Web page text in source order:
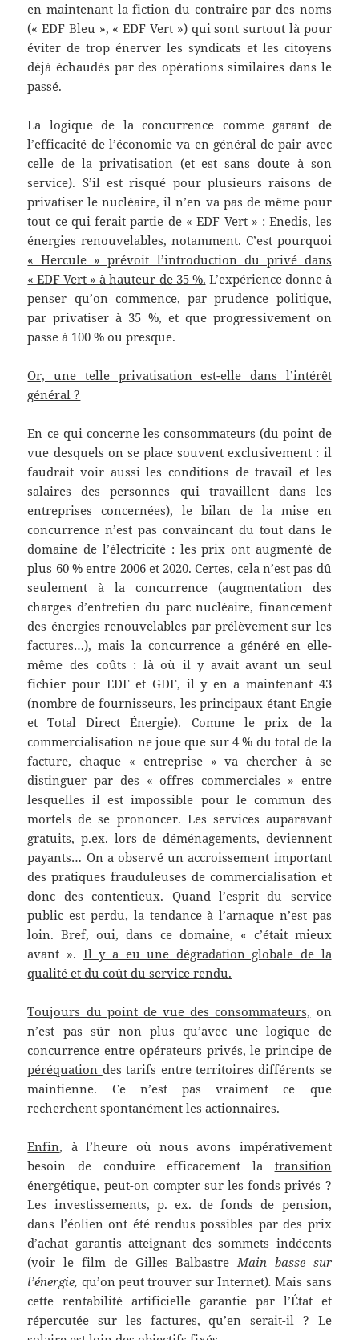
en maintenant la fiction du contraire par des noms
(« EDF Bleu », « EDF Vert ») qui sont surtout là pour
éviter de trop énerver les syndicats et les citoyens
déjà échaudés par des opérations similaires dans le
passé.
La logique de la concurrence comme garant de
l’efficacité de l’économie va en général de pair avec
celle de la privatisation (et est sans doute à son
service). S’il est risqué pour plusieurs raisons de
privatiser le nucléaire, il n’en va pas de même pour
tout ce qui ferait partie de « EDF Vert » : Enedis, les
énergies renouvelables, notamment. C’est pourquoi
« Hercule » prévoit l’introduction du privé dans
« EDF Vert » à hauteur de 35 %. L’expérience donne à
penser qu’on commence, par prudence politique,
par privatiser à 35 %, et que progressivement on
passe à 100 % ou presque.
Or, une telle privatisation est-elle dans l’intérêt
général ?
En ce qui concerne les consommateurs (du point de
vue desquels on se place souvent exclusivement : il
faudrait voir aussi les conditions de travail et les
salaires des personnes qui travaillent dans les
entreprises concernées), le bilan de la mise en
concurrence n’est pas convaincant du tout dans le
domaine de l’électricité : les prix ont augmenté de
plus 60 % entre 2006 et 2020. Certes, cela n’est pas dû
seulement à la concurrence (augmentation des
charges d’entretien du parc nucléaire, financement
des énergies renouvelables par prélèvement sur les
factures…), mais la concurrence a généré en elle-
même des coûts : là où il y avait avant un seul
fichier pour EDF et GDF, il y en a maintenant 43
(nombre de fournisseurs, les principaux étant Engie
et Total Direct Énergie). Comme le prix de la
commercialisation ne joue que sur 4 % du total de la
facture, chaque « entreprise » va chercher à se
distinguer par des « offres commerciales » entre
lesquelles il est impossible pour le commun des
mortels de se prononcer. Les services auparavant
gratuits, p.ex. lors de déménagements, deviennent
payants… On a observé un accroissement important
des pratiques frauduleuses de commercialisation et
donc des contentieux. Quand l’esprit du service
public est perdu, la tendance à l’arnaque n’est pas
loin. Bref, oui, dans ce domaine, « c’était mieux
avant ». Il y a eu une dégradation globale de la
qualité et du coût du service rendu.
Toujours du point de vue des consommateurs, on
n’est pas sûr non plus qu’avec une logique de
concurrence entre opérateurs privés, le principe de
péréquation des tarifs entre territoires différents se
maintienne. Ce n’est pas vraiment ce que
recherchent spontanément les actionnaires.
Enfin, à l’heure où nous avons impérativement
besoin de conduire efficacement la transition
énergétique, peut-on compter sur les fonds privés ?
Les investissements, p. ex. de fonds de pension,
dans l’éolien ont été rendus possibles par des prix
d’achat garantis atteignant des sommets indécents
(voir le film de Gilles BalbastreMain basse sur
l’énergie, qu’on peut trouver sur Internet).Mais sans
cette rentabilité artificielle garantie par l’État et
répercutée sur les factures, qu’en serait-il ? Le